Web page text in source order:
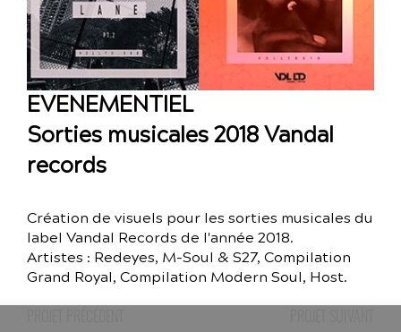
EVENEMENTIEL
Sorties musicales 2018 Vandal
records
Création de visuels pour les sorties musicales du
label Vandal Records de l'année 2018.
Artistes : Redeyes, M-Soul & S27, Compilation
Grand Royal, Compilation Modern Soul, Host.